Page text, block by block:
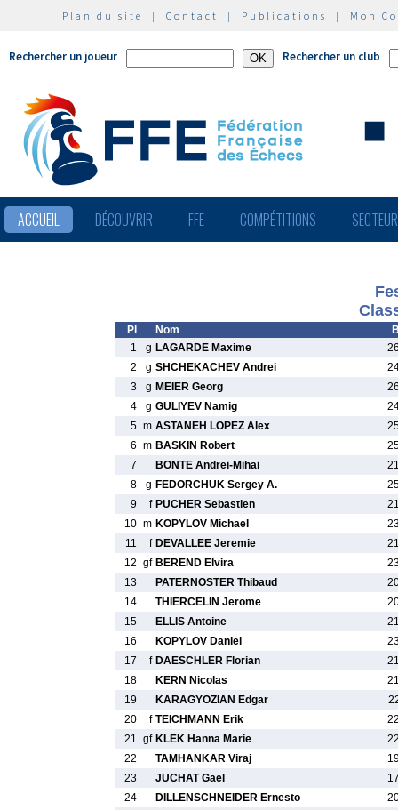
Plan du site | Contact | Publications | Mon
Rechercher un joueur Rechercher un club
ACCUEIL DÉCOUVRIR FFE COMPÉTITIONS
Pl Nom
1
g LAGARDE Maxime
2
g SHCHEKACHEV Andrei
3
g MEIER Georg
4
g GULIYEV Namig
5 m ASTANEH LOPEZ Alex
6 m BASKIN Robert
7
BONTE Andrei-Mihai
8
g FEDORCHUK Sergey A.
9
f PUCHER Sebastien
10 m KOPYLOV Michael
11
f DEVALLEE Jeremie
12 gf BEREND Elvira
13
PATERNOSTER Thibaud
14
THIERCELIN Jerome
15
ELLIS Antoine
16
KOPYLOV Daniel
17
f DAESCHLER Florian
18
KERN Nicolas
19
KARAGYOZIAN Edgar
20
f TEICHMANN Erik
21 gf KLEK Hanna Marie
22
TAMHANKAR Viraj
23
JUCHAT Gael
24
DILLENSCHNEIDER Ernesto